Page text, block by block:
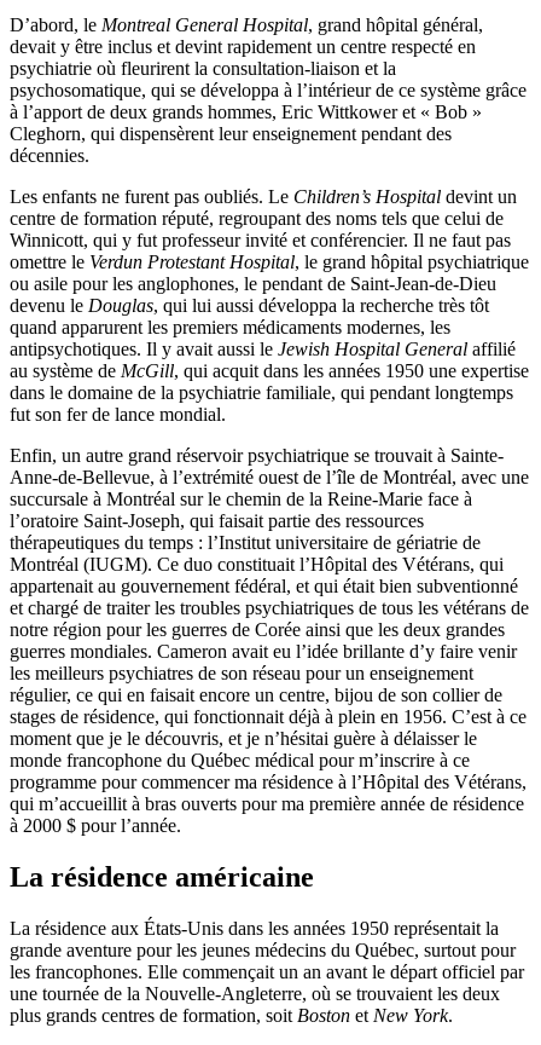
D’abord, le Montreal General Hospital, grand hôpital général,
devait y être inclus et devint rapidement un centre respecté en
psychiatrie où fleurirent la consultation-liaison et la
psychosomatique, qui se développa à l’intérieur de ce système grâce
à l’apport de deux grands hommes, Eric Wittkower et « Bob »
Cleghorn, qui dispensèrent leur enseignement pendant des
décennies.
Les enfants ne furent pas oubliés. Le Children’s Hospital devint un
centre de formation réputé, regroupant des noms tels que celui de
Winnicott, qui y fut professeur invité et conférencier. Il ne faut pas
omettre le Verdun Protestant Hospital, le grand hôpital psychiatrique
ou asile pour les anglophones, le pendant de Saint-Jean-de-Dieu
devenu le Douglas, qui lui aussi développa la recherche très tôt
quand apparurent les premiers médicaments modernes, les
antipsychotiques. Il y avait aussi le Jewish Hospital General affilié
au système de McGill, qui acquit dans les années 1950 une expertise
dans le domaine de la psychiatrie familiale, qui pendant longtemps
fut son fer de lance mondial.
Enfin, un autre grand réservoir psychiatrique se trouvait à Sainte-
Anne-de-Bellevue, à l’extrémité ouest de l’île de Montréal, avec une
succursale à Montréal sur le chemin de la Reine-Marie face à
l’oratoire Saint-Joseph, qui faisait partie des ressources
thérapeutiques du temps : l’Institut universitaire de gériatrie de
Montréal (IUGM). Ce duo constituait l’Hôpital des Vétérans, qui
appartenait au gouvernement fédéral, et qui était bien subventionné
et chargé de traiter les troubles psychiatriques de tous les vétérans de
notre région pour les guerres de Corée ainsi que les deux grandes
guerres mondiales. Cameron avait eu l’idée brillante d’y faire venir
les meilleurs psychiatres de son réseau pour un enseignement
régulier, ce qui en faisait encore un centre, bijou de son collier de
stages de résidence, qui fonctionnait déjà à plein en 1956. C’est à ce
moment que je le découvris, et je n’hésitai guère à délaisser le
monde francophone du Québec médical pour m’inscrire à ce
programme pour commencer ma résidence à l’Hôpital des Vétérans,
qui m’accueillit à bras ouverts pour ma première année de résidence
à 2000 $ pour l’année.
La résidence américaine
La résidence aux États-Unis dans les années 1950 représentait la
grande aventure pour les jeunes médecins du Québec, surtout pour
les francophones. Elle commençait un an avant le départ officiel par
une tournée de la Nouvelle-Angleterre, où se trouvaient les deux
plus grands centres de formation, soit Boston et New York.